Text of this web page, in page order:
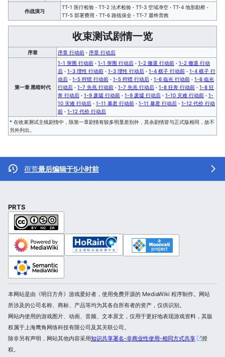
作战演习
TT-1 医疗检验 · TT-2 法术检验 · TT-3 空域净空 · TT-4 地形勘察 ·
TT-5 部署费用 · TT-6 路线保全 · TT-7 最终营救
收束测试剧情一览
序章 序章 行动前 · 序章 行动后
第一章 黑暗时代
1-1 突围 行动前 · 1-1 突围 行动后 · 1-2 撤退 行动前 · 1-2 撤退 行动
后 · 1-3 理性 行动前 · 1-3 理性 行动后 · 1-4 棋子 行动前 · 1-4 棋子 行
动后 · 1-5 狩猎 行动前 · 1-5 狩猎 行动后 · 1-6 临光 行动前 · 1-6 临光
行动后 · 1-7 先兆 行动前 · 1-7 先兆 行动后 · 1-8 狂奔 行动前 · 1-8 狂
奔 行动后 · 1-9 废墟 行动前 · 1-9 废墟 行动后 · 1-10 灾难 行动前 · 1-
10 灾难 行动后 · 1-11 暴君 行动前 · 1-11 暴君 行动后 · 1-12 代价 行动
前 · 1-12 代价 行动后
* 在收束测试主线剧情中，除第一章剧情有较多明显差别外，其余剧情皆与正式版相同，故不
另外列出。
亱荒最后编辑于5小时前
PRTS
本网站是由《明日方舟》游戏爱好者，使用免费开源的 MediaWiki 程序制作。网站
所涉及的公司名称、商标、产品等均为其各自所有者的资产，仅供识别。
网站内使用的游戏图片、动画、音频、文本原文，仅用于更好地表现游戏资料，其版
权属于上海鹰角网络科技有限公司及其关联公司。
除非另有声明，网站其他内容采用知识共享署名-非商业性使用-相同方式共享
授
权。